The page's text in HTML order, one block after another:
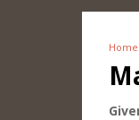
You
Home